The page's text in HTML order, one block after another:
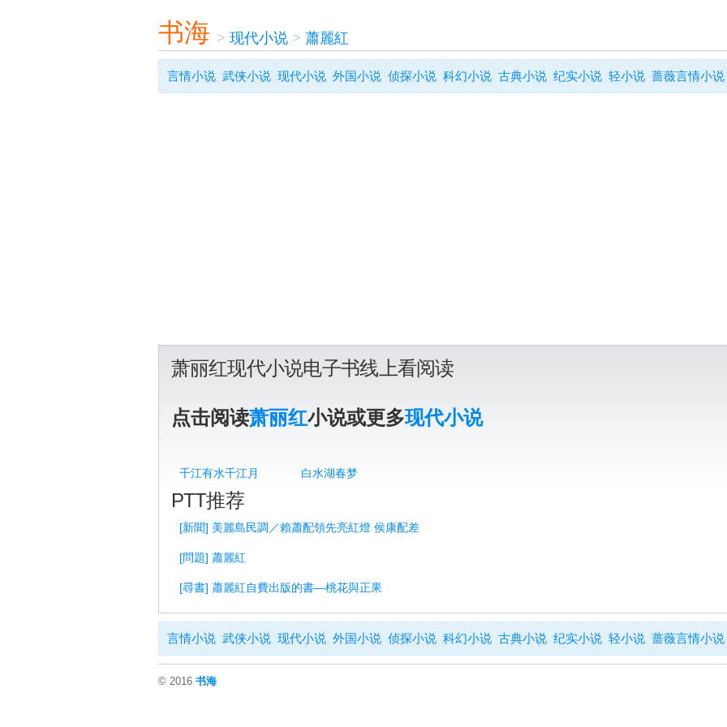
书海 > 现代小说> 蕭麗紅
言情小说 武侠小说 现代小说 外国小说 侦探小说 科幻小说 古典小说 纪实小说 轻小说 蔷薇言情小说
萧丽红现代小说电子书线上看阅读
点击阅读萧丽红小说或更多现代小说
千江有水千江月 白水湖春梦
PTT推荐
[新聞] 美麗島民調／賴蕭配領先亮紅燈 侯康配差
[問題] 蕭麗紅
[尋書] 蕭麗紅自費出版的書—桃花與正果
言情小说 武侠小说 现代小说 外国小说 侦探小说 科幻小说 古典小说 纪实小说 轻小说 蔷薇言情小说
© 2016 书海